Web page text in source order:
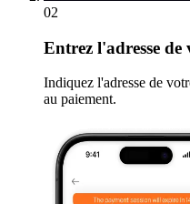
02
Entrez l'adresse
Indiquez l'adresse de
au paiement.